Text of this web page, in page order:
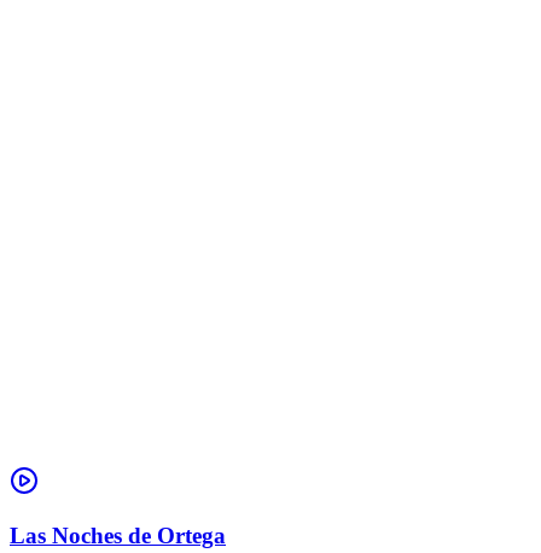
Las Noches de Ortega